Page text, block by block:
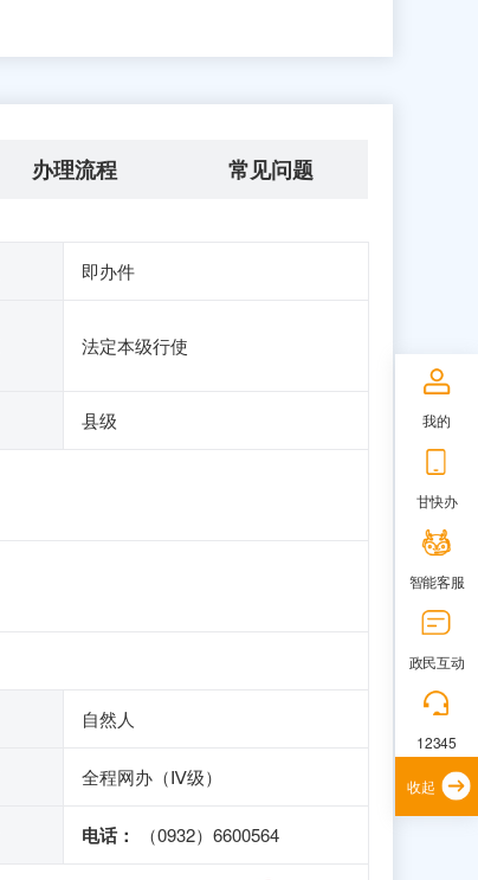
办理流程 常见问题
即办件
法定本级行使
县级
自然人
全程网办（Ⅳ级）
电话： （0932）6600564
我的
甘快办
智能客服
政民互动
12345
收起